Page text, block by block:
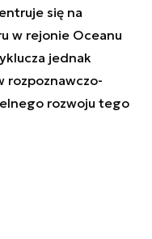
się na
w rejonie Oceanu
jednak
rozpoznawczo-
rozwoju tego